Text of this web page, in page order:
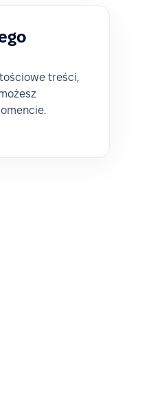
treści,